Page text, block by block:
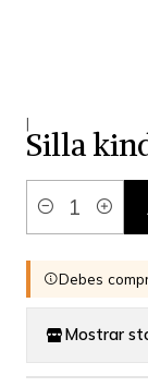
|
Silla
Cantidad
Debes
Mostrar